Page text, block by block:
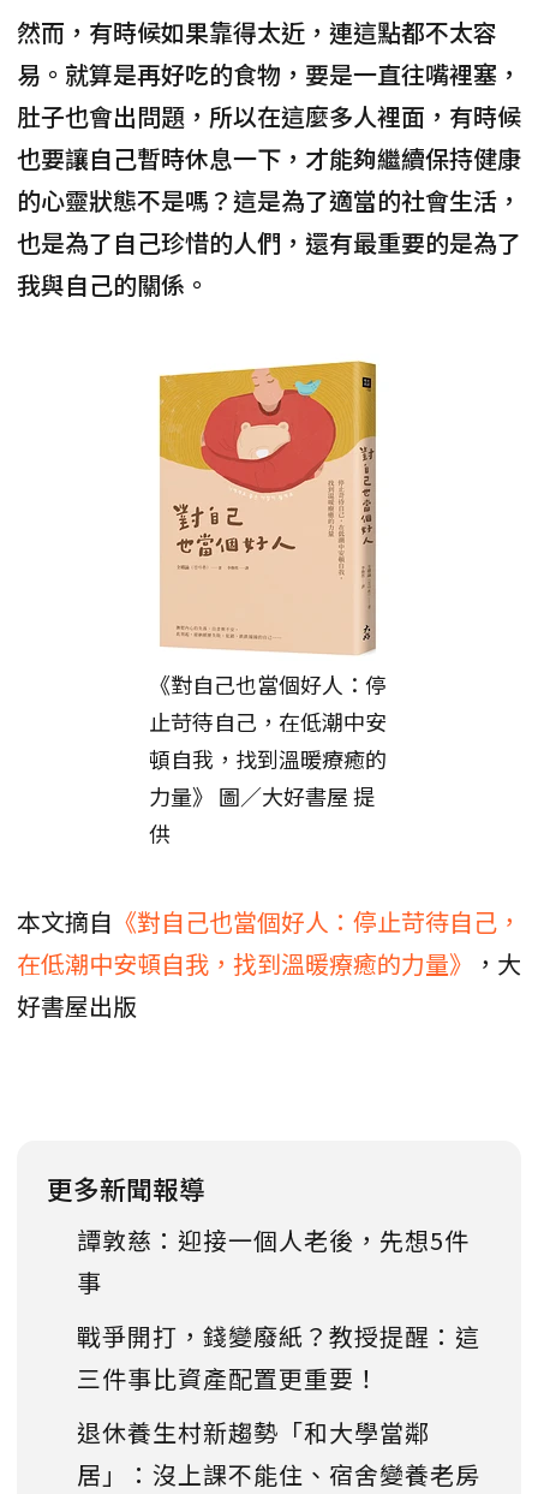
然而，有時候如果靠得太近，連這點都不太容
易。就算是再好吃的食物，要是一直往嘴裡塞，
肚子也會出問題，所以在這麼多人裡面，有時候
也要讓自己暫時休息一下，才能夠繼續保持健康
的心靈狀態不是嗎？這是為了適當的社會生活，
也是為了自己珍惜的人們，還有最重要的是為了
我與自己的關係。
《對自己也當個好人：停
止苛待自己，在低潮中安
頓自我，找到溫暖療癒的
力量》 圖／大好書屋 提
供
本文摘自 《對自己也當個好人：停止苛待自己，
在低潮中安頓自我，找到溫暖療癒的力量》
，大
好書屋出版
更多新聞報導
譚敦慈：迎接一個人老後，先想5件
事
戰爭開打，錢變廢紙？教授提醒：這
三件事比資產配置更重要！
退休養生村新趨勢「和大學當鄰
居」：沒上課不能住、宿舍變養老房